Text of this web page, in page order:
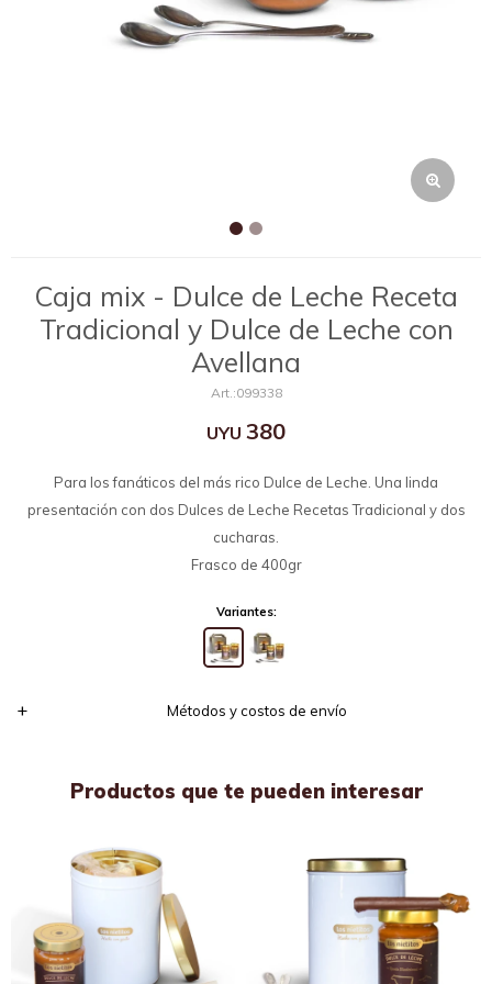
Caja mix - Dulce de Leche Receta
Tradicional y Dulce de Leche con
Avellana
099338
UYU 380
Para los fanáticos del más rico Dulce de Leche. Una linda
presentación con dos Dulces de Leche Recetas Tradicional y dos
cucharas.
Frasco de 400gr
Variantes:
Métodos y costos de envío
Productos que te pueden interesar